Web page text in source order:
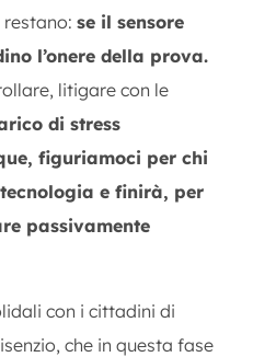
se il sensore
l’onere della prova.
litigare con le
di stress
figuriamoci per chi
e finirà, per
passivamente
con i cittadini di
che in questa fase